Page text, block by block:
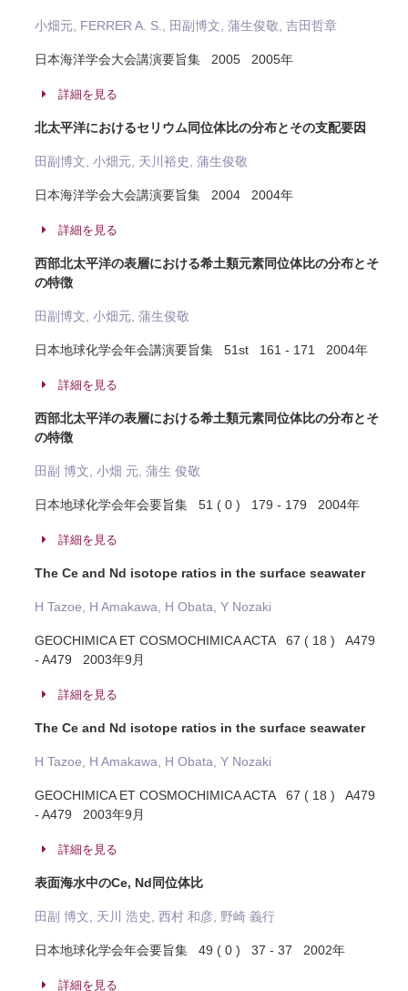
小畑元, FERRER A. S., 田副博文, 蒲生俊敬, 吉田哲章
日本海洋学会大会講演要旨集 2005 2005年
詳細を見る
北太平洋におけるセリウム同位体比の分布とその支配要因
田副博文, 小畑元, 天川裕史, 蒲生俊敬
日本海洋学会大会講演要旨集 2004 2004年
詳細を見る
西部北太平洋の表層における希土類元素同位体比の分布とそ
の特徴
田副博文, 小畑元, 蒲生俊敬
日本地球化学会年会講演要旨集 51st 161 - 171 2004年
詳細を見る
西部北太平洋の表層における希土類元素同位体比の分布とそ
の特徴
田副 博文, 小畑 元, 蒲生 俊敬
日本地球化学会年会要旨集 51 ( 0 ) 179 - 179 2004年
詳細を見る
The Ce and Nd isotope ratios in the surface seawater
H Tazoe, H Amakawa, H Obata, Y Nozaki
GEOCHIMICA ET COSMOCHIMICA ACTA 67 ( 18 ) A479
- A479 2003年9月
詳細を見る
The Ce and Nd isotope ratios in the surface seawater
H Tazoe, H Amakawa, H Obata, Y Nozaki
GEOCHIMICA ET COSMOCHIMICA ACTA 67 ( 18 ) A479
- A479 2003年9月
詳細を見る
表面海水中のCe, Nd同位体比
田副 博文, 天川 浩史, 西村 和彦, 野崎 義行
日本地球化学会年会要旨集 49 ( 0 ) 37 - 37 2002年
詳細を見る